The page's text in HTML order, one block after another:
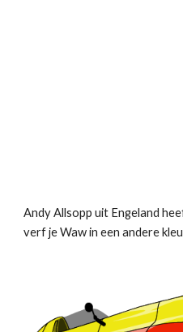
Andy Allsopp uit Engeland
verf je Waw in een andere